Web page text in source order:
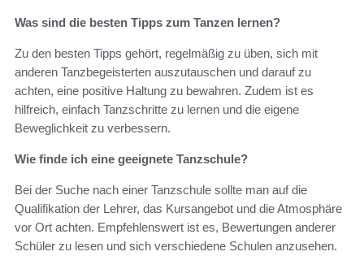
Was sind die besten Tipps zum Tanzen lernen?
Zu den besten Tipps gehört, regelmäßig zu üben, sich mit
anderen Tanzbegeisterten auszutauschen und darauf zu
achten, eine positive Haltung zu bewahren. Zudem ist es
hilfreich, einfach Tanzschritte zu lernen und die eigene
Beweglichkeit zu verbessern.
Wie finde ich eine geeignete Tanzschule?
Bei der Suche nach einer Tanzschule sollte man auf die
Qualifikation der Lehrer, das Kursangebot und die Atmosphäre
vor Ort achten. Empfehlenswert ist es, Bewertungen anderer
Schüler zu lesen und sich verschiedene Schulen anzusehen.